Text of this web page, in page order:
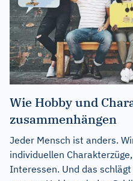
Wie Hobby und
zusammenhängen
Jeder Mensch ist anders.
individuellen
Interessen. Und das